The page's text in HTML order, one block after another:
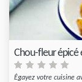
Chou-fleur
Égayez votre cuisine